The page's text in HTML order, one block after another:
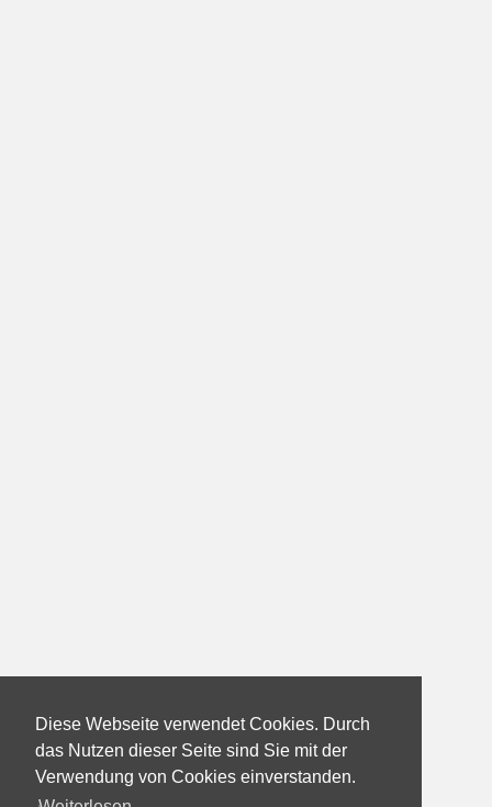
Diese Webseite verwendet Cookies. Durch
das Nutzen dieser Seite sind Sie mit der
Verwendung von Cookies einverstanden.